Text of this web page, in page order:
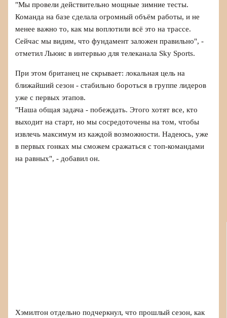
"Мы провели действительно мощные зимние тесты.
Команда на базе сделала огромный объём работы, и не
менее важно то, как мы воплотили всё это на трассе.
Сейчас мы видим, что фундамент заложен правильно", -
отметил Льюис в интервью для телеканала Sky Sports.
При этом британец не скрывает: локальная цель на
ближайший сезон - стабильно бороться в группе лидеров
уже с первых этапов.
"Наша общая задача - побеждать. Этого хотят все, кто
выходит на старт, но мы сосредоточены на том, чтобы
извлечь максимум из каждой возможности. Надеюсь, уже
в первых гонках мы сможем сражаться с топ-командами
на равных", - добавил он.
Хэмилтон отдельно подчеркнул, что прошлый сезон, как